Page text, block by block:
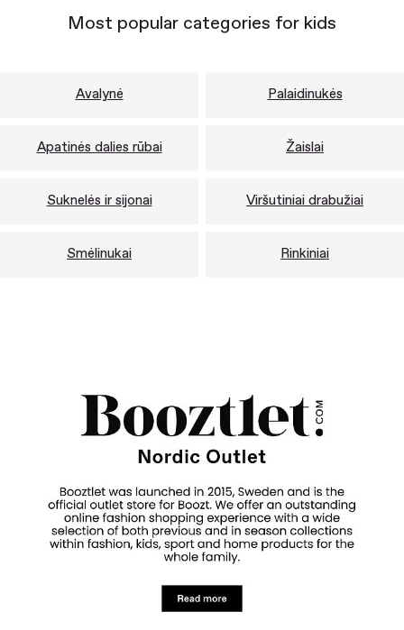
Most popular categories for kids
Avalynė Palaidinukės
Apatinės dalies rūbai Žaislai
Suknelės ir sijonai Viršutiniai drabužiai
Smėlinukai Rinkiniai